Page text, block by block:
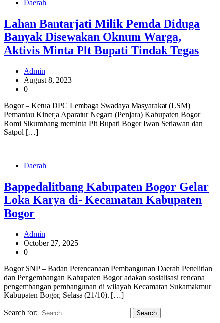
Daerah
Lahan Bantarjati Milik Pemda Diduga
Banyak Disewakan Oknum Warga,
Aktivis Minta Plt Bupati Tindak Tegas
Admin
August 8, 2023
0
Bogor – Ketua DPC Lembaga Swadaya Masyarakat (LSM)
Pemantau Kinerja Aparatur Negara (Penjara) Kabupaten Bogor
Romi Sikumbang meminta Plt Bupati Bogor Iwan Setiawan dan
Satpol […]
Daerah
Bappedalitbang Kabupaten Bogor Gelar
Loka Karya di- Kecamatan Kabupaten
Bogor
Admin
October 27, 2025
0
Bogor SNP – Badan Perencanaan Pembangunan Daerah Penelitian
dan Pengembangan Kabupaten Bogor adakan sosialisasi rencana
pengembangan pembangunan di wilayah Kecamatan Sukamakmur
Kabupaten Bogor, Selasa (21/10). […]
Search for: